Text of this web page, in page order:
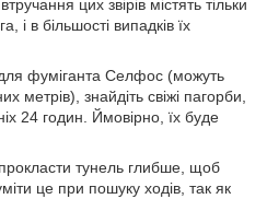
цих звірів містять тільки
і в більшості випадків їх
фуміганта Селфос (можуть
метрів), знайдіть свіжі пагорби,
24 годин. Ймовірно, їх буде
тунель глибше, щоб
це при пошуку ходів, так як